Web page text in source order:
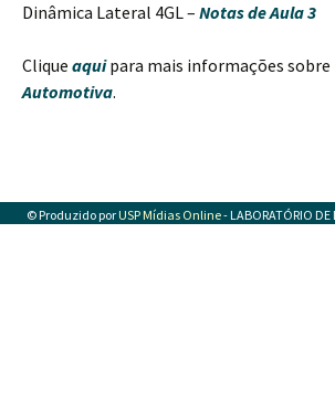
Dinâmica Lateral 4GL – Notas de Aula 3
Clique aqui para mais informações sobre
Automotiva.
© Produzido por USP Mídias Online- LABORATÓRIO DE